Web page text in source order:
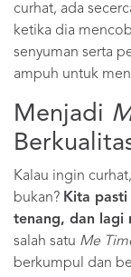
curhat, ada
ketika dia
senyuman serta
ampuh untuk
Menjadi
Kalau ingin
bukan? Kita pasti
tenang, dan lagi
salah satu Me
berkumpul dan